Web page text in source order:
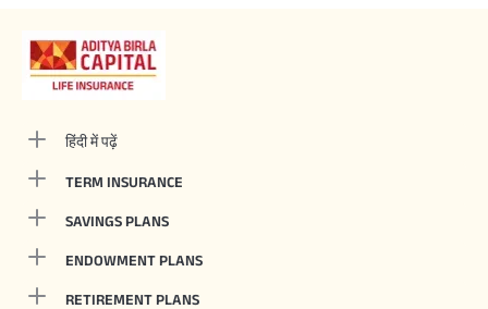
हिंदी में पढ़ें
TERM INSURANCE
SAVINGS PLANS
ENDOWMENT PLANS
RETIREMENT PLANS